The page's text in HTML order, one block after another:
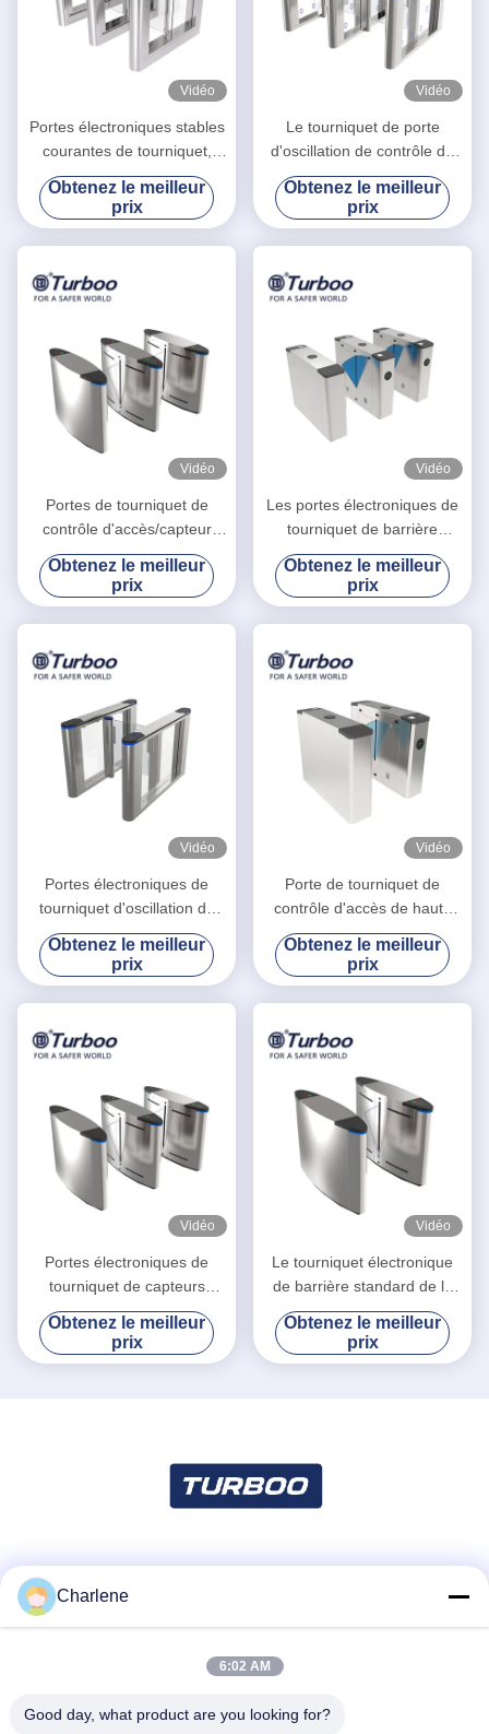
Vidéo
Portes électroniques stables
courantes de tourniquet,
porte piétonnière de barrière
d'oscillation
Obtenez le meilleur
prix
Vidéo
Le tourniquet de porte
d'oscillation de contrôle de
sécurité/la barrière de
glissement déclenche le
conseil acrylique
Obtenez le meilleur
prix
Vidéo
Portes de tourniquet de
contrôle d'accès/capteur
électroniques d'infrarouge
de la porte G-TEK barrière
d'aileron
Obtenez le meilleur
prix
Vidéo
Les portes électroniques de
tourniquet de barrière
escamotable d'aileron
coulent indicateur de lumière
de LED
Obtenez le meilleur
prix
Vidéo
Portes électroniques de
tourniquet d'oscillation de
contrôle d'accès avec le
matériel de l'acier inoxydable
304
Obtenez le meilleur
prix
Vidéo
Porte de tourniquet de
contrôle d'accès de haute
sécurité/tourniquet barrière
d'aileron pour le parc
Obtenez le meilleur
prix
Vidéo
Portes électroniques de
tourniquet de capteurs
multiples pour la station de
métro de sécurité de ruelle
rapide
Obtenez le meilleur
prix
Vidéo
Le tourniquet électronique
de barrière standard de la
CE déclenche le système de
logiciel de gestion de porte
Obtenez le meilleur
prix
Contactez rapidement
Télégramme
Charlene
6:02 AM
Good day, what product are you looking for?